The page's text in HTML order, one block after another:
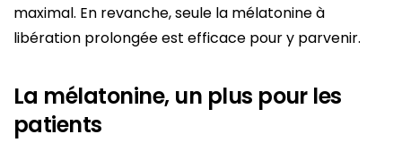
maximal. En revanche, seule la mélatonine à
libération prolongée est efficace pour y parvenir.
La mélatonine, un plus pour les
patients